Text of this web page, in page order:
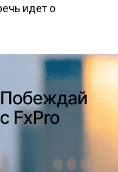
идет о